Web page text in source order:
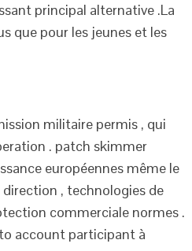
principal alternative .La
que pour les jeunes et les
militaire permis , qui
. patch skimmer
européennes même le
, technologies de
commerciale normes .
account participant à